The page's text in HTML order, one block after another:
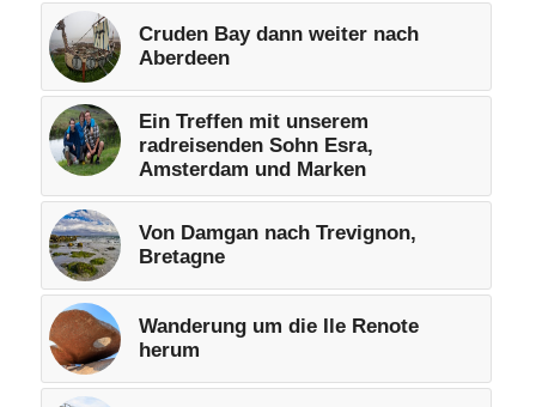
Cruden Bay dann weiter nach
Aberdeen
Ein Treffen mit unserem
radreisenden Sohn Esra,
Amsterdam und Marken
Von Damgan nach Trevignon,
Bretagne
Wanderung um die Ile Renote
herum